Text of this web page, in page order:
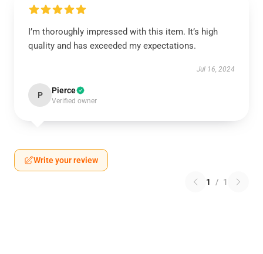
I’m thoroughly impressed with this item. It’s high
quality and has exceeded my expectations.
Jul 16, 2024
P Pierce
Verified owner
Write your review
1 / 1